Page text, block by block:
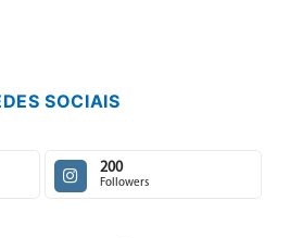
SOCIAIS
200
Followers